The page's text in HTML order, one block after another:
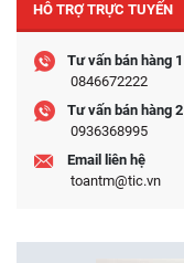
HỖ TRỢ TRỰC TUYẾN
Tư vấn bán hàng 1
0846672222
Tư vấn bán hàng 2
0936368995
Email liên hệ
toantm@tic.vn